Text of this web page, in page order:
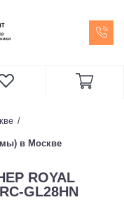
в Москве
ROYAL
GL28HN